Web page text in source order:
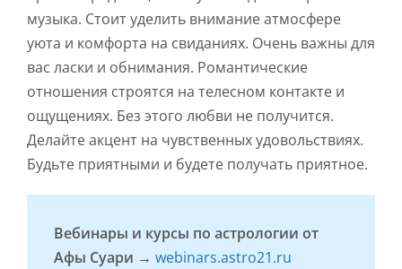
музыка. Стоит уделить внимание атмосфере
уюта и комфорта на свиданиях. Очень важны для
вас ласки и обнимания. Романтические
отношения строятся на телесном контакте и
ощущениях. Без этого любви не получится.
Делайте акцент на чувственных удовольствиях.
Будьте приятными и будете получать приятное.
Вебинары и курсы по астрологии от
Афы Суари → webinars.astro21.ru